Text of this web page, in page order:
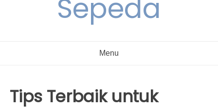
Sepeda
Menu
Tips Terbaik untuk